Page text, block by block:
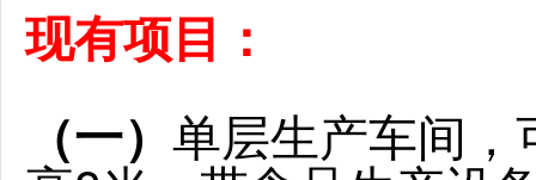
现有项目：
（一） 单层生产车间